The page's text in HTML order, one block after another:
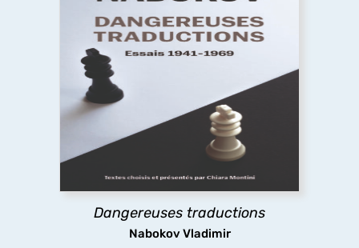
Dangereuses traductions
Nabokov Vladimir
Dangereuses traductions
À partir de textes pour la plupart inédits en
français, cet ouvrage présente la pensée et les
pratiques de la traduction de Nabokov, leur
évolution dans le temps jusqu’à la défense
radicale du littéralisme, une position extrême et
dérangeante.
découvrir